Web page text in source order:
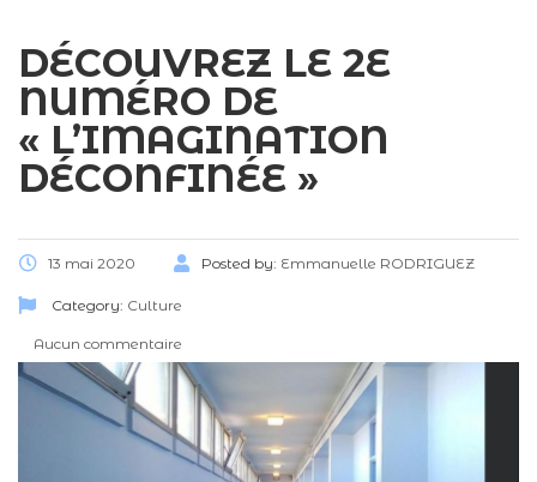
DÉCOUVREZ LE 2E
NUMÉRO DE
« L’IMAGINATION
DÉCONFINÉE »
13 mai 2020 Posted by: Emmanuelle RODRIGUEZ
Category: Culture
Aucun commentaire